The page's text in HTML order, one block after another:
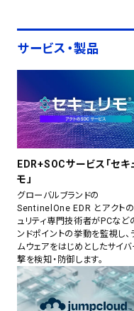
サービス・製品
EDR+SOCサービス「セキ
モ」
グローバルブランドの
SentinelOne EDR とアクト
ュリティ専門技術者がPCなど
ンドポイントの挙動を監視し、
ムウェアをはじめとしたサイ
撃を検知・防御します。